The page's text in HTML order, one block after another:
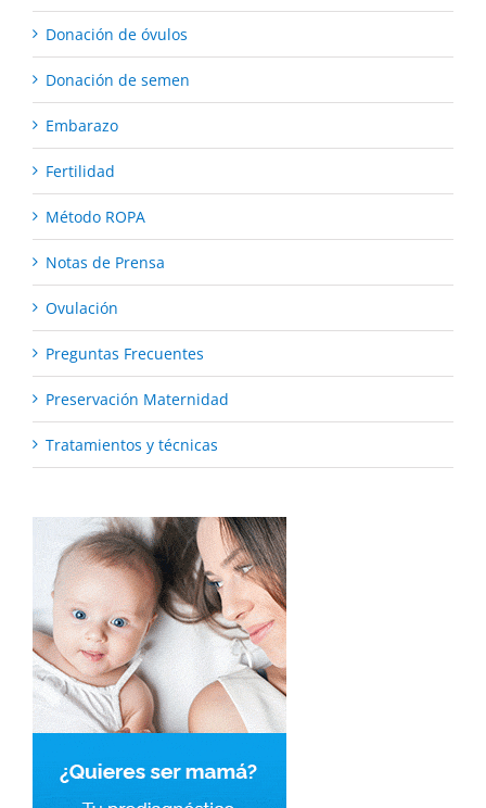
Donación de óvulos
Donación de semen
Embarazo
Fertilidad
Método ROPA
Notas de Prensa
Ovulación
Preguntas Frecuentes
Preservación Maternidad
Tratamientos y técnicas